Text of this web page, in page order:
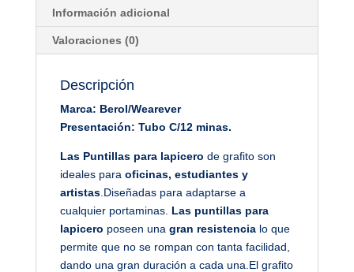
Información adicional
Valoraciones (0)
Descripción
Marca: Berol/Wearever
Presentación: Tubo C/12 minas.
Las Puntillas para lapicero de grafito son
ideales para oficinas, estudiantes y
artistas.Diseñadas para adaptarse a
cualquier portaminas. Las puntillas para
lapicero poseen una gran resistencialo que
permite que no se rompan con tanta facilidad,
dando una gran duración a cada una.El grafito